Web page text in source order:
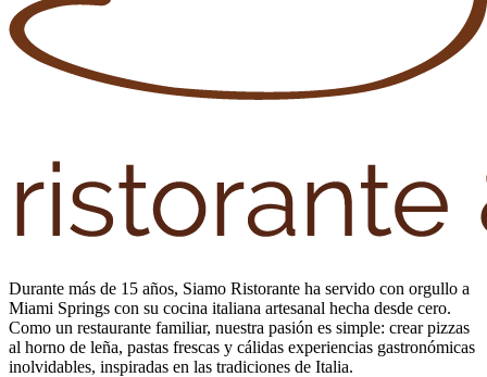
Durante más de 15 años, Siamo Ristorante ha servido con orgullo a
Miami Springs con su cocina italiana artesanal hecha desde cero.
Como un restaurante familiar, nuestra pasión es simple: crear pizzas
al horno de leña, pastas frescas y cálidas experiencias gastronómicas
inolvidables, inspiradas en las tradiciones de Italia.